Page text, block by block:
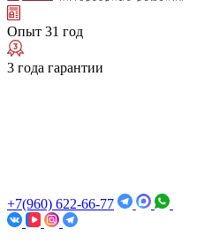
Опыт 31 год
3 года гарантии
+7(960) 622-66-77